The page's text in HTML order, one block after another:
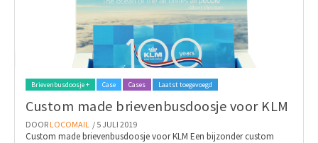
Brievenbusdoosje + Case Cases Laatst toegevoegd
Custom made brievenbusdoosje voor KLM
DOOR LOCOMAIL / 5 JULI 2019
Custom made brievenbusdoosje voor KLM Een bijzonder custom